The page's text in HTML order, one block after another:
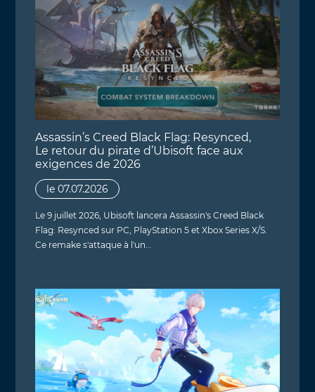
Assassin’s Creed Black Flag: Resynced,
Le retour du pirate d’Ubisoft face aux
exigences de 2026
le 07.07.2026
Le 9 juillet 2026, Ubisoft lancera Assassin's Creed Black
Flag: Resynced sur PC, PlayStation 5 et Xbox Series X/S.
Ce remake s'attaque à l'un…